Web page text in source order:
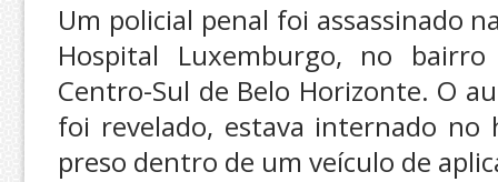
Um policial penal foi assassinado
Hospital Luxemburgo, no
Centro-Sul de Belo Horizonte. O
foi revelado, estava internado
preso dentro de um veículo de